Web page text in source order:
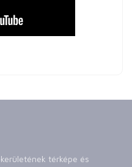
térképe és